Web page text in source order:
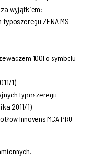
za wyjątkiem:
ZENA MS
100l o symbolu
1)
typoszeregu
2011/1)
Innovens MCA PRO